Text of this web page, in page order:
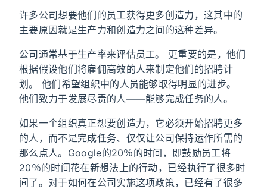
许多公司想要他们的员工获得更多创造力，这其中的
主要原因就是生产力和创造力之间的这种差异。
公司通常基于生产率来评估员工。 更重要的是，他们
根据假设他们将雇佣高效的人来制定他们的招聘计
划。 他们希望组织中的人员能够取得明显的进步。
他们致力于发展尽责的人——能够完成任务的人。
如果一个组织真正想要创造力，它必须开始招聘更多
的人，而不是完成任务、仅仅让公司保持运作所需的
那么点人。Google的20％的时间，即鼓励员工将
20％的时间花在新想法上的行动，已经执行了很多时
间了。对于如何在公司实施这项政策，已经有了很多